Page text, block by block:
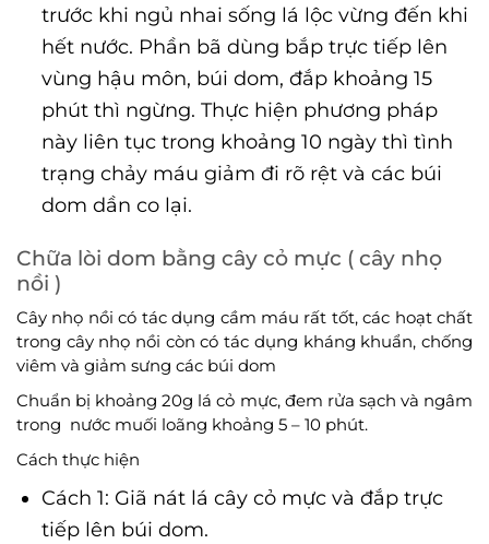
trước khi ngủ nhai sống lá lộc vừng đến khi
hết nước. Phần bã dùng bắp trực tiếp lên
vùng hậu môn, búi dom, đắp khoảng 15
phút thì ngừng. Thực hiện phương pháp
này liên tục trong khoảng 10 ngày thì tình
trạng chảy máu giảm đi rõ rệt và các búi
dom dần co lại.
Chữa lòi dom bằng cây cỏ mực ( cây nhọ
nồi )
Cây nhọ nồi có tác dụng cầm máu rất tốt, các hoạt chất
trong cây nhọ nồi còn có tác dụng kháng khuẩn, chống
viêm và giảm sưng các búi dom
Chuẩn bị khoảng 20g lá cỏ mực, đem rửa sạch và ngâm
trong nước muối loãng khoảng 5 – 10 phút.
Cách thực hiện
Cách 1: Giã nát lá cây cỏ mực và đắp trực
tiếp lên búi dom.